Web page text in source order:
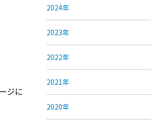
ジに
2024年
2023年
2022年
2021年
2020年